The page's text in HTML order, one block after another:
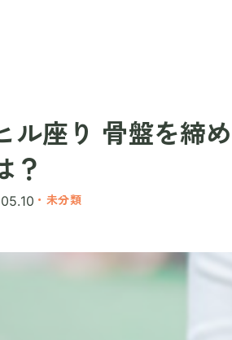
ル座り 骨盤を締
？
・未分類